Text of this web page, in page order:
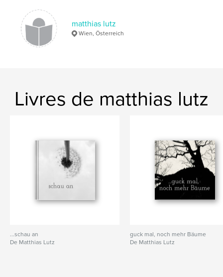
Date de publication:
Langue
German
Mots-clés
matthias lutz
Wien, Österreich
Livres de matthias lutz
...schau an
De Matthias Lutz
guck mal, noch mehr Bäume
De Matthias Lutz